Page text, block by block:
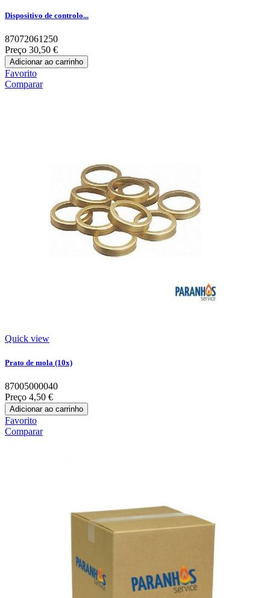
Dispositivo de controlo...
87072061250
Preço 30,50 €
Adicionar ao carrinho
Favorito
Comparar
Quick view
Prato de mola (10x)
87005000040
Preço 4,50 €
Adicionar ao carrinho
Favorito
Comparar